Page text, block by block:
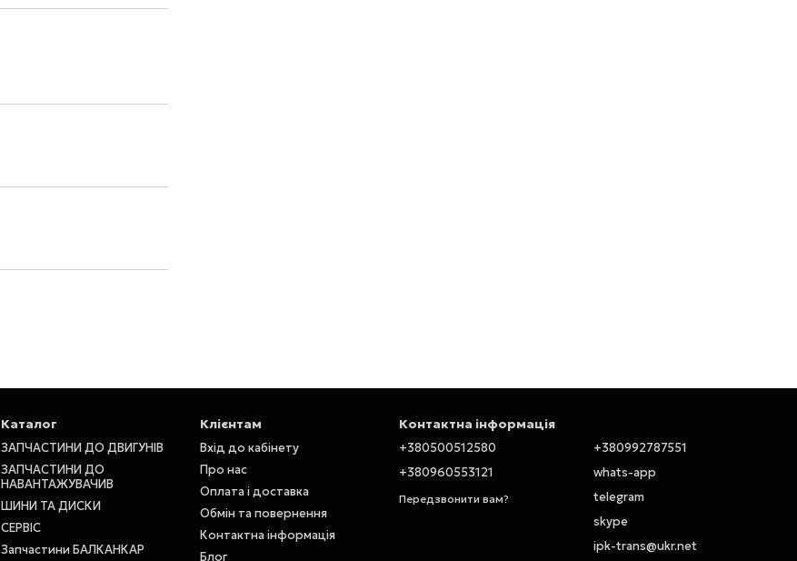
Каталог
ЗАПЧАСТИНИ ДО ДВИГУНІВ
ЗАПЧАСТИНИ ДО
НАВАНТАЖУВАЧИВ
ШИНИ ТА ДИСКИ
СЕРВІС
Запчастини БАЛКАНКАР
Клієнтам
Вхід до кабінету
Про нас
Оплата і доставка
Обмін та повернення
Контактна інформація
Блог
Контактна інформація
+380500512580
+380960553121
Передзвонити вам?
+380992787551
whats-app
telegram
skype
ipk-trans@ukr.net